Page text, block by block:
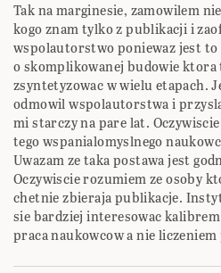
Tak na marginesie, zamowilem
kogo znam tylko z publikacji i
wspolautorstwo poniewaz jest to
o skomplikowanej budowie ktora
zsyntetyzowac w wielu etapach.
odmowil wspolautorstwa i
mi starczy na pare lat.
tego wspanialomyslnego
Uwazam ze taka postawa jest
Oczywiscie rozumiem ze osoby
chetnie zbieraja publikacje.
sie bardziej interesowac
praca naukowcow a nie liczeniem